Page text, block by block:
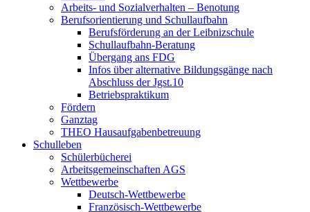
Arbeits- und Sozialverhalten – Benotung
Berufsorientierung und Schullaufbahn
Berufsförderung an der Leibnizschule
Schullaufbahn-Beratung
Übergang ans FDG
Infos über alternative Bildungsgänge nach
Abschluss der Jgst.10
Betriebspraktikum
Fördern
Ganztag
THEO Hausaufgabenbetreuung
Schulleben
Schülerbücherei
Arbeitsgemeinschaften AGS
Wettbewerbe
Deutsch-Wettbewerbe
Französisch-Wettbewerbe